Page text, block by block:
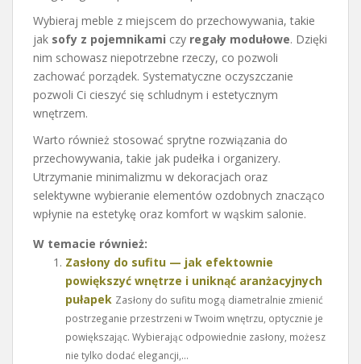
Wybieraj meble z miejscem do przechowywania, takie
jak sofy z pojemnikami czy regały modułowe. Dzięki
nim schowasz niepotrzebne rzeczy, co pozwoli
zachować porządek. Systematyczne oczyszczanie
pozwoli Ci cieszyć się schludnym i estetycznym
wnętrzem.
Warto również stosować sprytne rozwiązania do
przechowywania, takie jak pudełka i organizery.
Utrzymanie minimalizmu w dekoracjach oraz
selektywne wybieranie elementów ozdobnych znacząco
wpłynie na estetykę oraz komfort w wąskim salonie.
W temacie również:
Zasłony do sufitu — jak efektownie
powiększyć wnętrze i uniknąć aranżacyjnych
pułapek Zasłony do sufitu mogą diametralnie zmienić
postrzeganie przestrzeni w Twoim wnętrzu, optycznie je
powiększając. Wybierając odpowiednie zasłony, możesz
nie tylko dodać elegancji,...